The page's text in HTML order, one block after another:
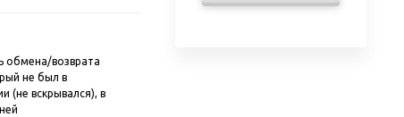
обмена/возврата
не был в
(не вскрывался), в